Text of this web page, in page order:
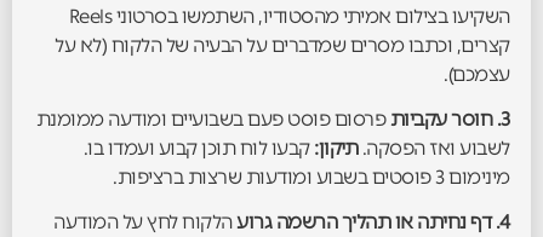
השקיעו בצילום אמיתי מהסטודיו, השתמשו בסרטוני Reels
קצרים, וכתבו מסרים שמדברים על הבעיה של הלקוח (לא על
עצמכם).
3. חוסר עקביות
פרסום פוסט פעם בשבועיים ומודעה ממומנת
לשבוע ואז הפסקה.תיקון: קבעו לוח תוכן קבוע ועמדו בו.
מינימום 3 פוסטים בשבוע ומודעות שרצות ברציפות.
4. דף נחיתה או תהליך הרשמה גרוע
הלקוח לחץ על המודעה